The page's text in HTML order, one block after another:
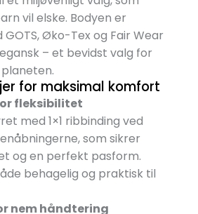
vil elske. Bodyen er
Øko-Tex og Fair Wear
– et bevidst valg for
for maksimal komfort
fleksibilitet
med 1×1 ribbinding ved
som sikrer
og en perfekt pasform.
behagelig og praktisk til
nem håndtering